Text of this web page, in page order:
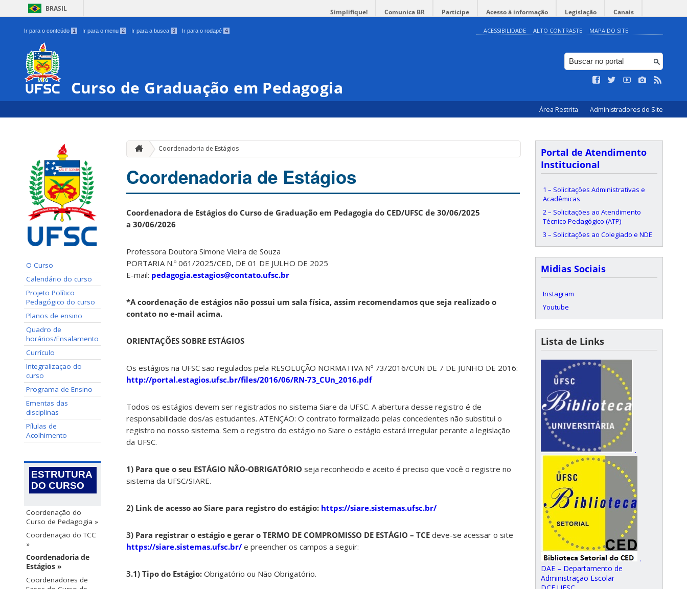
BRASIL Simplifique! Comunica BR Participe Acesso à informação Legislação Canais
Ir para o conteúdo 1 Ir para o menu 2 Ir para a busca 3 Ir para o rodapé 4 ACESSIBILIDADE ALTO CONTRASTE MAPA DO SITE
Curso de Graduação em Pedagogia
Área Restrita Administradores do Site
O Curso
Calendário do curso
Projeto Político
Pedagógico do curso
Planos de ensino
Quadro de
horários/Ensalamento
Currículo
Integralizaçao do
curso
Programa de Ensino
Ementas das
disciplinas
Pílulas de
Acolhimento
ESTRUTURA
DO CURSO
Coordenação do
Curso de Pedagogia »
Coordenação do TCC
»
Coordenadoria de
Estágios »
Coordenadores de
Coordenadoria de Estágios
Coordenadoria de Estágios
Coordenadora de Estágios do Curso de Graduação em Pedagogia do CED/UFSC de 30/06/2025
a 30/06/2026
Professora Doutora Simone Vieira de Souza
PORTARIA N.º 061/2025/CED, DE 01 DE JULHO DE 2025
E-mail: pedagogia.estagios@contato.ufsc.br
*A coordenação de estágios não possui um sala física, assim recomendamos que seja realizado o
contato no e-mail acima.
ORIENTAÇÕES SOBRE ESTÁGIOS
Os estágios na UFSC são regulados pela RESOLUÇÃO NORMATIVA Nº 73/2016/CUN DE 7 DE JUNHO DE 2016:
http://portal.estagios.ufsc.br/files/2016/06/RN-73_CUn_2016.pdf
Todos os estágios devem ser registrados no sistema Siare da UFSC. A abertura desse registro é de
responsabilidade dos/as estudantes. ATENÇÃO: O contrato formalizado pelas concedentes não substitui o
registro no nosso sistema. Sem o registro do estágio no Siare o estágio estará irregular perante a legislação
da UFSC.
1) Para que o seu ESTÁGIO NÃO-OBRIGATÓRIO seja reconhecido e aceito é preciso que você o registre no
sistema da UFSC/SIARE.
2) Link de acesso ao Siare para registro do estágio: https://siare.sistemas.ufsc.br/
3) Para registrar o estágio e gerar o TERMO DE COMPROMISSO DE ESTÁGIO – TCE deve-se acessar o site
https://siare.sistemas.ufsc.br/ e preencher os campos a seguir:
3.1) Tipo do Estágio: Obrigatório ou Não Obrigatório.
Portal de Atendimento
Institucional
1 – Solicitações Administrativas e
Acadêmicas
2 – Solicitações ao Atendimento
Técnico Pedagógico (ATP)
3 – Solicitações ao Colegiado e NDE
Midias Sociais
Instagram
Youtube
Lista de Links
.
.
DAE – Departamento de
Administração Escolar